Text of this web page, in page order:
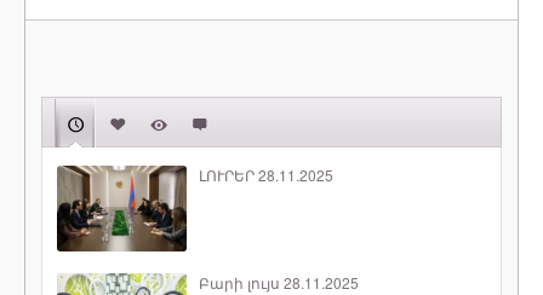
ԼՈՒՐԵՐ 28.11.2025
Բարի լույս 28.11.2025